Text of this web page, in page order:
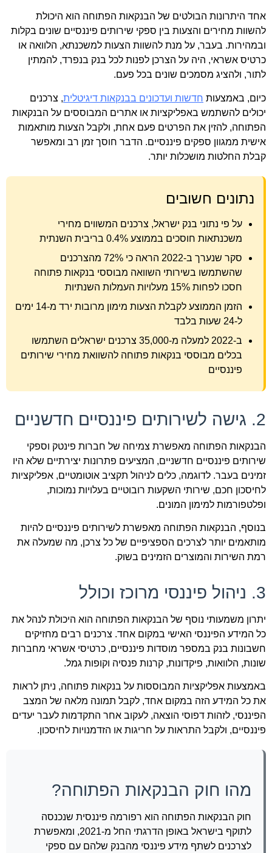
אחד היתרונות הבולטים של הבנקאות הפתוחה הוא היכולת
להשוות מחירים והצעות בין ספקי שירותים פיננסיים שונים בקלות
ובמהירות. בעבר, על מנת להשוות הצעות למשכנתא, הלוואה או
כרטיס אשראי, היה על הצרכן לפנות לכל בנק בנפרד, להמתין
לתור, ולהציג מסמכים שונים בכל פעם.
כיום, באמצעות חדשות ועדכונים בבנקאות דיגיטלית, צרכנים
יכולים להשתמש באפליקציות או אתרים המבוססים על הבנקאות
הפתוחה, להזין את הפרטים פעם אחת, ולקבל הצעות מותאמות
אישית ממגוון ספקים פיננסיים. הדבר חוסך זמן רב ומאפשר
קבלת החלטות מושכלות יותר.
נתונים חשובים
על פי נתוני בנק ישראל, צרכנים המשווים מחירי
משכנתאות חוסכים בממוצע 0.4% בריבית השנתית
סקר שנערך ב-2022 הראה כי 72% מהצרכנים
שהשתמשו בשירותי השוואה מבוססי בנקאות פתוחה
חסכו לפחות 15% מעלויות העמלות השנתיות
הזמן הממוצע לקבלת הצעות מימון מרובות ירד מ-14 ימים
ל-24 שעות בלבד
ב-2022 למעלה מ-35,000 צרכנים ישראלים השתמשו
בכלים מבוססי בנקאות פתוחה להשוואת מחירי שירותים
פיננסיים
2. גישה לשירותים פיננסיים חדשניים
הבנקאות הפתוחה מאפשרת צמיחה של חברות פינטק וספקי
שירותים פיננסיים חדשניים, המציעים פתרונות יצירתיים שלא היו
זמינים בעבר. לדוגמה, כלים לניהול תקציב אוטומטיים, אפליקציות
לחיסכון חכם, שירותי השקעות רובוטיים בעלויות נמוכות,
ופלטפורמות למימון המונים.
בנוסף, הבנקאות הפתוחה מאפשרת לשירותים פיננסיים להיות
מותאמים יותר לצרכים הספציפיים של כל צרכן, מה שמעלה את
רמת השירות והמוצרים הזמינים בשוק.
3. ניהול פיננסי מרוכז וכולל
יתרון משמעותי נוסף של הבנקאות הפתוחה הוא היכולת לנהל את
כל המידע הפיננסי האישי במקום אחד. צרכנים רבים מחזיקים
חשבונות בנק במספר מוסדות פיננסיים, כרטיסי אשראי מחברות
שונות, הלוואות, פיקדונות, קרנות פנסיה וקופות גמל.
באמצעות אפליקציות המבוססות על בנקאות פתוחה, ניתן לראות
את כל המידע הזה במקום אחד, לקבל תמונה מלאה של המצב
הפיננסי, לזהות דפוסי הוצאה, לעקוב אחר התקדמות לעבר יעדים
פיננסיים, ולקבל התראות על חריגות או הזדמנויות לחיסכון.
מהו חוק הבנקאות הפתוחה?
חוק הבנקאות הפתוחה הוא רפורמה פיננסית שנכנסה
לתוקף בישראל באופן הדרגתי החל מ-2021, ומאפשרת
לצרכנים לשתף מידע פיננסי מהבנק שלהם עם ספקי